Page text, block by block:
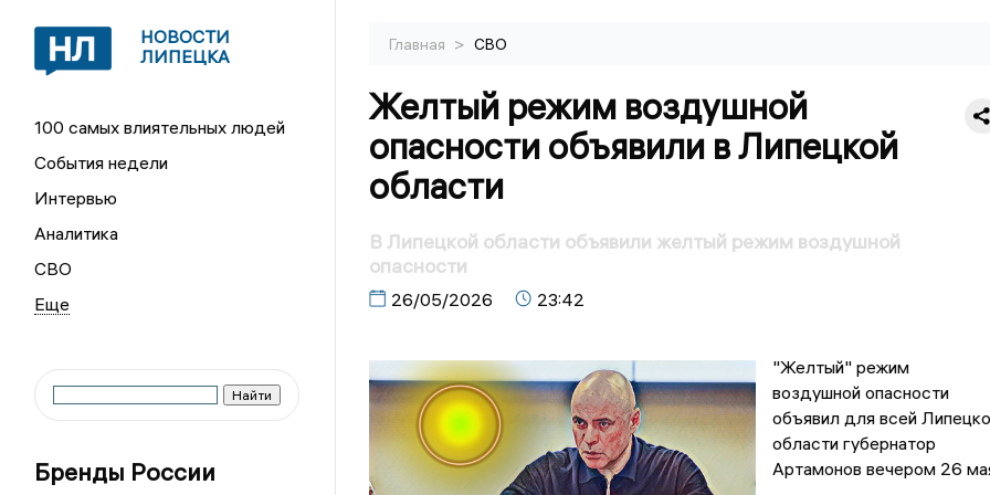
НОВОСТИ
ЛИПЕЦКА
100 самых влиятельных людей
События недели
Интервью
Аналитика
СВО
Бренды России
Главная > СВО
Желтый режим воздушной
опасности объявили в Липецкой
области
В Липецкой области объявили желтый режим воздушной
опасности
26/05/2026 23:42
"Желтый" режим
воздушной опасности
объявил для всей
области губернатор
Артамонов вечером 26